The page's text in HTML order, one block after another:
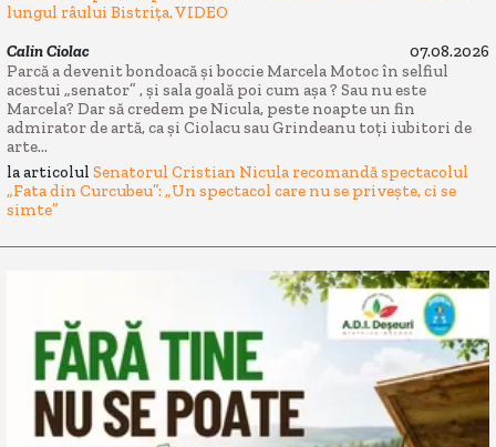
lungul râului Bistrița. VIDEO
Calin Ciolac
07.08.2026
Parcă a devenit bondoacă și boccie Marcela Motoc în selfiul
acestui „senator” , și sala goală poi cum așa ? Sau nu este
Marcela? Dar să credem pe Nicula, peste noapte un fin
admirator de artă, ca și Ciolacu sau Grindeanu toți iubitori de
arte...
la articolul Senatorul Cristian Nicula recomandă spectacolul
„Fata din Curcubeu”: „Un spectacol care nu se privește, ci se
simte”